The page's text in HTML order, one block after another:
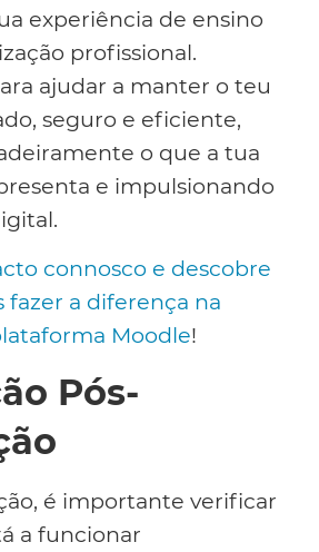
experiência de ensino
profissional.
ajudar a manter o teu
seguro e eficiente,
o que a tua
e impulsionando
connosco e descobre
a diferença na
Moodle!
Pós-
é importante verificar
a funcionar